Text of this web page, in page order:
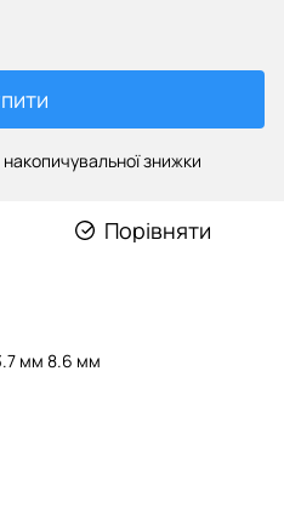
знижки
Порівняти
мм 8.6 мм